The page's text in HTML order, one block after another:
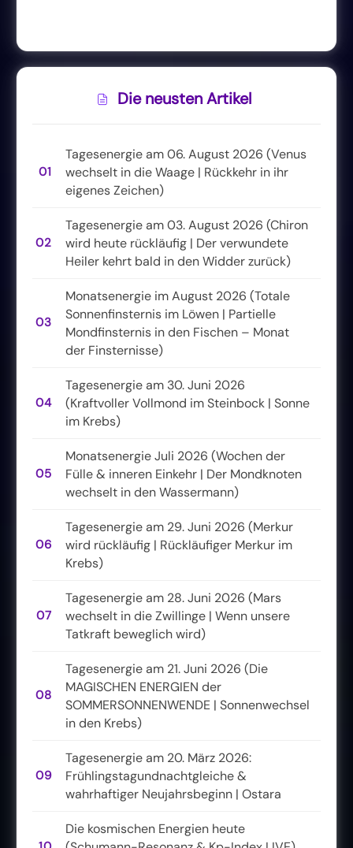
Die neusten Artikel
01
Tagesenergie am 06. August 2026 (Venus
wechselt in die Waage | Rückkehr in ihr
eigenes Zeichen)
02
Tagesenergie am 03. August 2026 (Chiron
wird heute rückläufig | Der verwundete
Heiler kehrt bald in den Widder zurück)
03
Monatsenergie im August 2026 (Totale
Sonnenfinsternis im Löwen | Partielle
Mondfinsternis in den Fischen – Monat
der Finsternisse)
04
Tagesenergie am 30. Juni 2026
(Kraftvoller Vollmond im Steinbock | Sonne
im Krebs)
05
Monatsenergie Juli 2026 (Wochen der
Fülle & inneren Einkehr | Der Mondknoten
wechselt in den Wassermann)
06
Tagesenergie am 29. Juni 2026 (Merkur
wird rückläufig | Rückläufiger Merkur im
Krebs)
07
Tagesenergie am 28. Juni 2026 (Mars
wechselt in die Zwillinge | Wenn unsere
Tatkraft beweglich wird)
08
Tagesenergie am 21. Juni 2026 (Die
MAGISCHEN ENERGIEN der
SOMMERSONNENWENDE | Sonnenwechsel
in den Krebs)
09
Tagesenergie am 20. März 2026:
Frühlingstagundnachtgleiche &
wahrhaftiger Neujahrsbeginn | Ostara
Die kosmischen Energien heute